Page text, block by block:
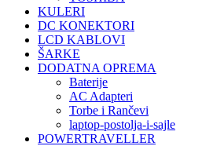
KULERI
DC KONEKTORI
LCD KABLOVI
ŠARKE
DODATNA OPREMA
Baterije
AC Adapteri
Torbe i Rančevi
laptop-postolja-i-sajle
POWERTRAVELLER